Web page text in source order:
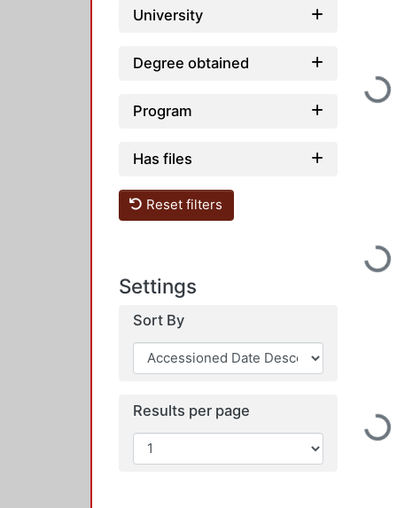
University
Degree obtained
Program
Has files
Reset filters
Settings
Sort By
Results per page
Loading...
Loading...
Loading...